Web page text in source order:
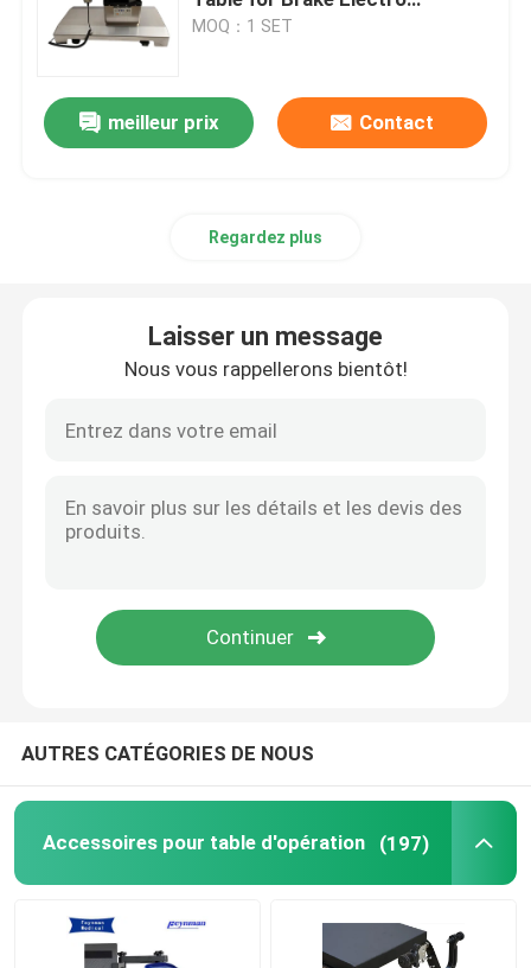
Positionneurs patients de gel
Hydraulic Table
MOQ：1 SET
meilleur prix Contact
Regardez plus
Laisser un message
Nous vous rappellerons bientôt!
AUTRES CATÉGORIES DE NOUS
Accessoires pour table d'opération (197)